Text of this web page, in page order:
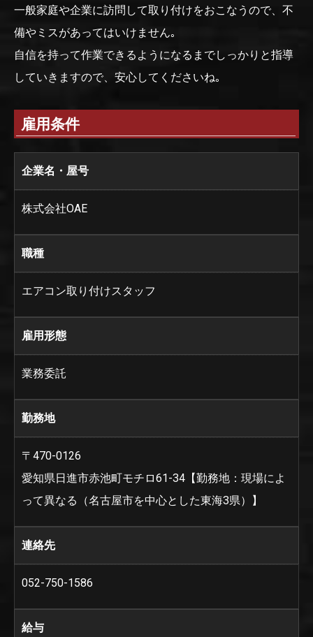
一般家庭や企業に訪問して取り付けをおこなうので、不
備やミスがあってはいけません｡
自信を持って作業できるようになるまでしっかりと指導
していきますので、安心してくださいね｡
雇用条件
企業名・屋号
株式会社OAE
職種
エアコン取り付けスタッフ
雇用形態
業務委託
勤務地
〒470-0126
愛知県日進市赤池町モチロ61-34【勤務地：現場によ
って異なる（名古屋市を中心とした東海3県）】
連絡先
052-750-1586
給与